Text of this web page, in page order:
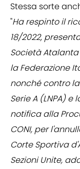
Stessa sorte
"Ha respinto il
18/2022,
Società
la Federazione
nonché contro
Serie A (LNPA) e
notifica alla
CONI, per
Corte Sportiva
Sezioni Unite,